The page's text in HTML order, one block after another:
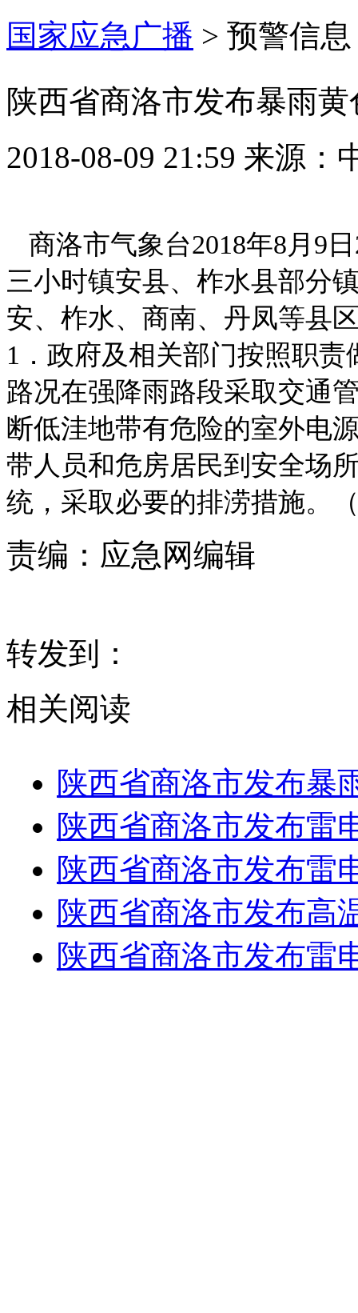
国家应急广播 > 预警信息
陕西省商洛市发布暴雨
2018-08-09 21:59 来源：
商洛市气象台2018年8月9
三小时镇安县、柞水县部分
安、柞水、商南、丹凤等县
1．政府及相关部门按照职
路况在强降雨路段采取交通
断低洼地带有危险的室外电
带人员和危房居民到安全场
统，采取必要的排涝措施。
责编： 应急网编辑
转发到：
相关阅读
陕西省商洛市发布暴
陕西省商洛市发布雷
陕西省商洛市发布雷
陕西省商洛市发布高
陕西省商洛市发布雷